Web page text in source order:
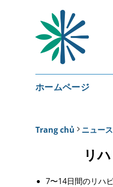
ホームページ
Trang chủ ニュース
リ
7〜14日間のリハ